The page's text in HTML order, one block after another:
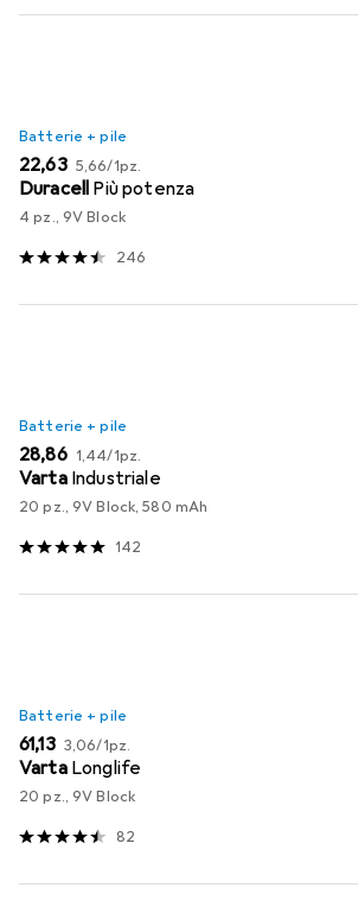
Batterie + pile
EUR
22,63 EUR
5,66/1pz.
Duracell Più potenza
4 pz., 9V Block
246
Batterie + pile
EUR
28,86 EUR
1,44/1pz.
Varta Industriale
20 pz., 9V Block, 580 mAh
142
Batterie + pile
EUR
61,13 EUR
3,06/1pz.
Varta Longlife
20 pz., 9V Block
82